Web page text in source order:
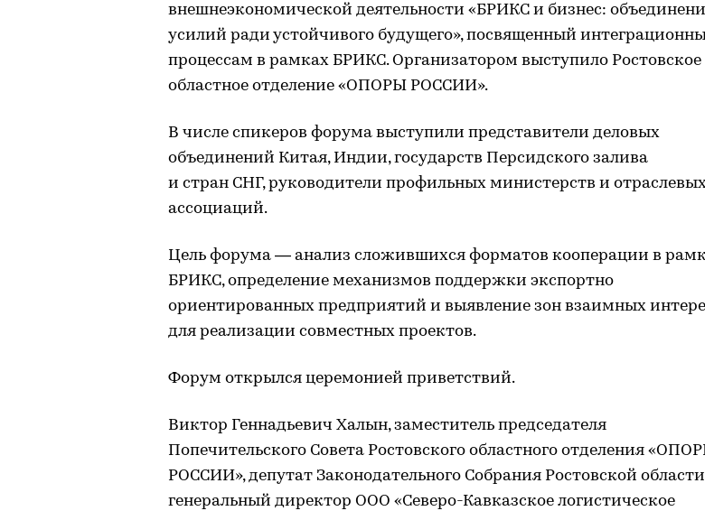
внешнеэкономической деятельности «БРИКС и бизнес:
усилий ради устойчивого будущего», посвященный
процессам в рамках БРИКС. Организатором выступило Ростовское
областное отделение «ОПОРЫ РОССИИ».
В числе спикеров форума выступили представители деловых
объединений Китая, Индии, государств Персидского залива
и стран СНГ, руководители профильных министерств и
ассоциаций.
Цель форума — анализ сложившихся форматов кооперации в
БРИКС, определение механизмов поддержки экспортно
ориентированных предприятий и выявление зон взаимных
для реализации совместных проектов.
Форум открылся церемонией приветствий.
Виктор Геннадьевич Халын, заместитель председателя
Попечительского Совета Ростовского областного отделения
РОССИИ», депутат Законодательного Собрания Ростовской
генеральный директор ООО «Северо-Кавказское логистическое